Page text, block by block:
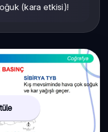
(kara etkisi)!